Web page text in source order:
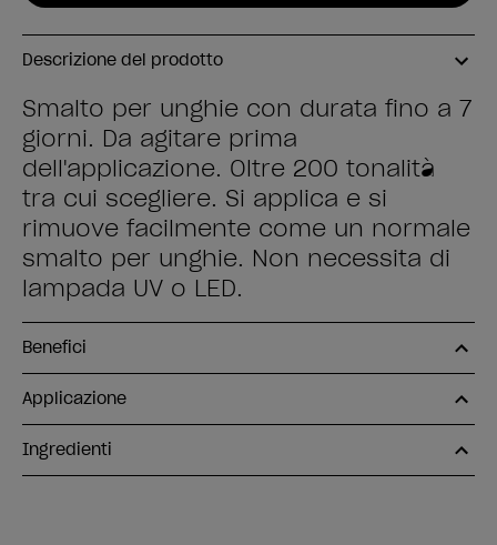
Descrizione del prodotto
Smalto per unghie con durata fino a 7
giorni. Da agitare prima
dell'applicazione. Oltre 200 tonalità
tra cui scegliere. Si applica e si
rimuove facilmente come un normale
smalto per unghie. Non necessita di
lampada UV o LED.
Benefici
Applicazione
Ingredienti